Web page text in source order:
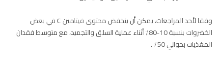
وفقا لأحد المراجعات، يمكن أن ينخفض محتوى فيتامين C في بعض
الخضروات بنسبة 10-80٪ أثناء عملية السلق والتجميد، مع متوسط فقدان
المغذيات بحوالي 50٪ .